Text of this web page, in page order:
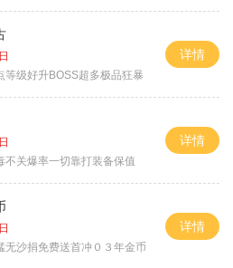
等级好升BOSS超多极品狂暴
详情
不关爆率一切靠打装备保值
详情
无沙捐免费送首冲０３年金币
详情